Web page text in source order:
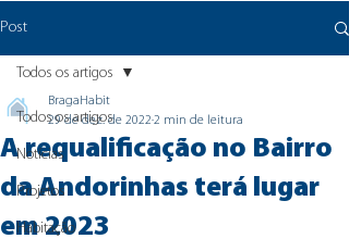
Post
Todos os artigos
Notícias
Projetos
Habitação
Todos os artigos
A requalificação no Bairro
da Andorinhas terá lugar
em 2023
BragaHabit
29 de dez. de 2022 2 min de leitura